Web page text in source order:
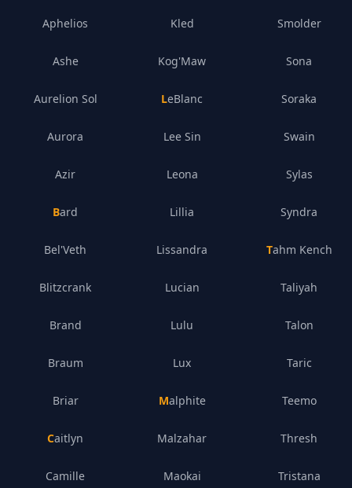
Aphelios
Ashe
Aurelion Sol
Aurora
Azir
Bard
Bel'Veth
Blitzcrank
Brand
Braum
Briar
Caitlyn
Camille
Kled
Kog'Maw
LeBlanc
Lee Sin
Leona
Lillia
Lissandra
Lucian
Lulu
Lux
Malphite
Malzahar
Maokai
Smolder
Sona
Soraka
Swain
Sylas
Syndra
Tahm Kench
Taliyah
Talon
Taric
Teemo
Thresh
Tristana